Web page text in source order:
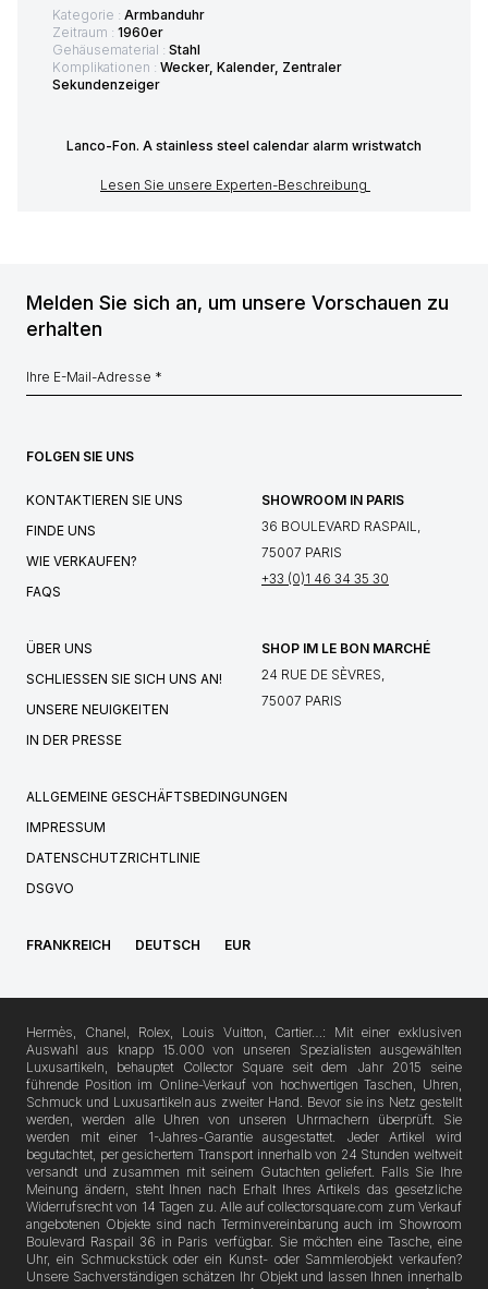
Kategorie : Armbanduhr
Zeitraum : 1960er
Gehäusematerial : Stahl
Komplikationen : Wecker, Kalender, Zentraler
Sekundenzeiger
Lanco-Fon. A stainless steel calendar alarm wristwatch
Lesen Sie unsere Experten-Beschreibung
Melden Sie sich an, um unsere Vorschauen zu
erhalten
FOLGEN SIE UNS
KONTAKTIEREN SIE UNS
FINDE UNS
WIE VERKAUFEN?
FAQS
SHOWROOM IN PARIS
36 BOULEVARD RASPAIL,
75007 PARIS
+33 (0)1 46 34 35 30
ÜBER UNS
SCHLIESSEN SIE SICH UNS AN!
UNSERE NEUIGKEITEN
IN DER PRESSE
SHOP IM LE BON MARCHÉ
24 RUE DE SÈVRES,
75007 PARIS
ALLGEMEINE GESCHÄFTSBEDINGUNGEN
IMPRESSUM
DATENSCHUTZRICHTLINIE
DSGVO
FRANKREICH DEUTSCH EUR
Hermès, Chanel, Rolex, Louis Vuitton, Cartier…: Mit einer exklusiven
Auswahl aus knapp 15.000 von unseren Spezialisten ausgewählten
Luxusartikeln, behauptet Collector Square seit dem Jahr 2015 seine
führende Position im Online-Verkauf von hochwertigen Taschen, Uhren,
Schmuck und Luxusartikeln aus zweiter Hand. Bevor sie ins Netz gestellt
werden, werden alle Uhren von unseren Uhrmachern überprüft. Sie
werden mit einer 1-Jahres-Garantie ausgestattet. Jeder Artikel wird
begutachtet, per gesichertem Transport innerhalb von 24 Stunden weltweit
versandt und zusammen mit seinem Gutachten geliefert. Falls Sie Ihre
Meinung ändern, steht Ihnen nach Erhalt Ihres Artikels das gesetzliche
Widerrufsrecht von 14 Tagen zu. Alle auf collectorsquare.com zum Verkauf
angebotenen Objekte sind nach Terminvereinbarung auch im Showroom
Boulevard Raspail 36 in Paris verfügbar. Sie möchten eine Tasche, eine
Uhr, ein Schmuckstück oder ein Kunst- oder Sammlerobjekt verkaufen?
Unsere Sachverständigen schätzen Ihr Objekt und lassen Ihnen innerhalb